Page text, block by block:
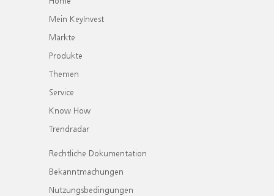
Mein KeyInvest
Märkte
Produkte
Themen
Service
Know How
Trendradar
Rechtliche Dokumentation
Bekanntmachungen
Nutzungsbedingungen